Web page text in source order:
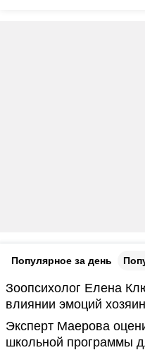
Популярное за день
Зоопсихолог Елена
влиянии эмоций
Эксперт Маерова
школьной программы